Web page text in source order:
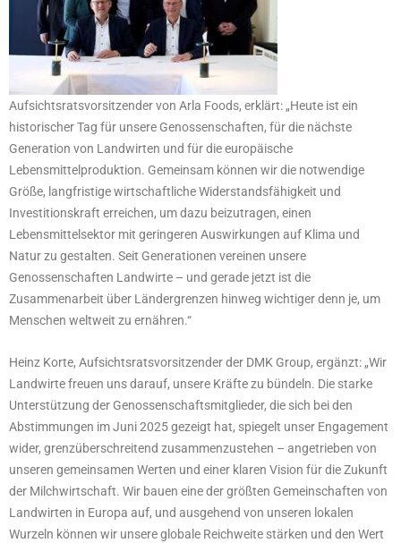
Aufsichtsratsvorsitzender von Arla Foods, erklärt: „Heute ist ein
historischer Tag für unsere Genossenschaften, für die nächste
Generation von Landwirten und für die europäische
Lebensmittelproduktion. Gemeinsam können wir die notwendige
Größe, langfristige wirtschaftliche Widerstandsfähigkeit und
Investitionskraft erreichen, um dazu beizutragen, einen
Lebensmittelsektor mit geringeren Auswirkungen auf Klima und
Natur zu gestalten. Seit Generationen vereinen unsere
Genossenschaften Landwirte – und gerade jetzt ist die
Zusammenarbeit über Ländergrenzen hinweg wichtiger denn je, um
Menschen weltweit zu ernähren.“
Heinz Korte, Aufsichtsratsvorsitzender der DMK Group, ergänzt: „Wir
Landwirte freuen uns darauf, unsere Kräfte zu bündeln. Die starke
Unterstützung der Genossenschaftsmitglieder, die sich bei den
Abstimmungen im Juni 2025 gezeigt hat, spiegelt unser Engagement
wider, grenzüberschreitend zusammenzustehen – angetrieben von
unseren gemeinsamen Werten und einer klaren Vision für die Zukunft
der Milchwirtschaft. Wir bauen eine der größten Gemeinschaften von
Landwirten in Europa auf, und ausgehend von unseren lokalen
Wurzeln können wir unsere globale Reichweite stärken und den Wert